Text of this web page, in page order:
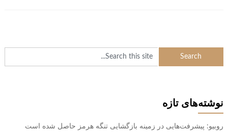
نوشته‌های تازه
روبیو: پیشرفت‌هایی در زمینه بازگشایی تنگه هرمز حاصل شده است